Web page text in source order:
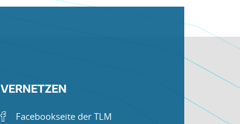
VERNETZEN
Facebookseite der TLM